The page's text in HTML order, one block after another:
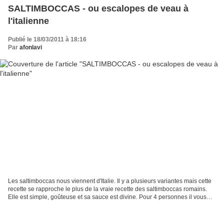
SALTIMBOCCAS - ou escalopes de veau à
l'italienne
Publié le 18/03/2011 à 18:16
Par afonlavi
Les saltimboccas nous viennent d'Italie. Il y a plusieurs variantes mais cette
recette se rapproche le plus de la vraie recette des saltimboccas romains.
Elle est simple, goûteuse et sa sauce est divine. Pour 4 personnes il vous